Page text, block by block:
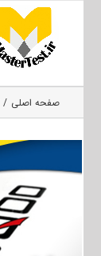
صفحه اصلی